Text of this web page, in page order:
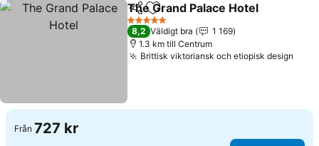
Dela Lägg till i Mina Favoriter
The Grand Palace Hotel
5 Stjärnor
8,2 Väldigt bra
1 169
1.3 km till Centrum
Brittisk viktoriansk och etiopisk design
Från 727 kr